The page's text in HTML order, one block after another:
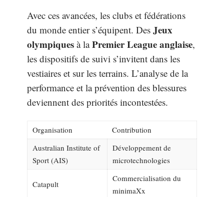
Avec ces avancées, les clubs et fédérations
du monde entier s’équipent. Des Jeux
olympiques à laPremier League anglaise,
les dispositifs de suivi s’invitent dans les
vestiaires et sur les terrains. L’analyse de la
performance et la prévention des blessures
deviennent des priorités incontestées.
Organisation
Contribution
Australian Institute of
Sport (AIS)
Développement de
microtechnologies
Catapult
Commercialisation du
minimaXx